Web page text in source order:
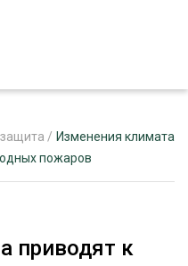
/ Изменения климата
пожаров
приводят к